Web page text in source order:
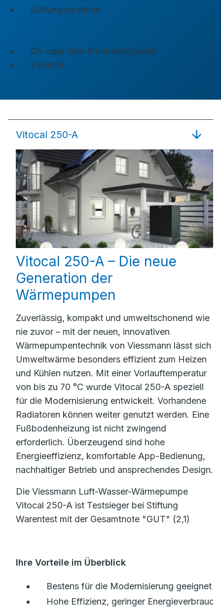
Lüftungssysteme
Öl- oder Gas-Brennwertgeräte
Zubehör
Vitocal 250-A
Vitocal 250-A – Die neue
Generation der
Wärmepumpen
Zuverlässig, kompakt und umweltschonend wie
nie zuvor – mit der neuen, innovativen
Wärmepumpentechnik von Viessmann lässt sich
Umweltwärme besonders effizient zum Heizen
und Kühlen nutzen. Mit einer Vorlauftemperatur
von bis zu 70 °C wurde Vitocal 250-A speziell
für die Modernisierung entwickelt. Vorhandene
Radiatoren können weiter genutzt werden. Eine
Fußbodenheizung ist nicht zwingend
erforderlich. Überzeugend sind hohe
Energieeffizienz, komfortable App-Bedienung,
nachhaltiger Betrieb und ansprechendes Design.
Die Viessmann Luft-Wasser-Wärmepumpe
Vitocal 250-A ist Testsieger bei Stiftung
Warentest mit der Gesamtnote "GUT" (2,1)
Ihre Vorteile im Überblick
Bestens für die Modernisierung geeignet
Hohe Effizienz, geringer Energieverbrauch